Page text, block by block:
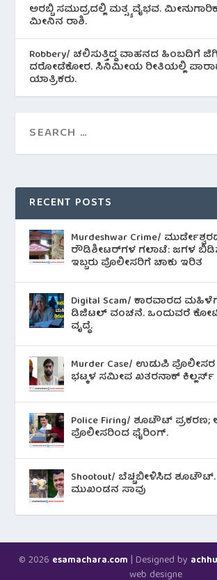
ಅರಬ್ಬಿ ಸಮುದ್ರದಲ್ಲಿ ಮತ್ಸ್ಯ ವೈಭವ.
ಮೀನಿನ‌ ರಾಶಿ.
Robbery/ ಚಲಿಸುತ್ತಿದ್ದ ವಾಹನದ ಹಿಂಬದಿಗೆ
ದರೋಡೆಕೋರ. ಸಿನಿಮೀಯ ರೀತಿಯಲ್ಲಿ
ಯಾತ್ರಿಕರು.
RECENT POSTS
Murdeshwar Crime/
ರೌಡಿಶೀಟರ್‌ಗಳ ಗಲಾಟೆ: ಜಗಳ
ಇಬ್ಬರು ಪೊಲೀಸರಿಗೆ ಚಾಕು ಇರಿತ
Digital Scam/ ಕಾರವಾರದ
ಡಿಜಿಟಲ್ ವಂಚನೆ. ಒಂದುವರೆ
ವೃದ್ಧೆ.
Murder Case/ ಉಡುಪಿ
ಭಟ್ಕಳ ಸಮೀಪ ಖತರನಾಕ್
Police Firing/ ಶೂಟೌಟ್
ಪೊಲೀಸರಿಂದ ಫೈರಿಂಗ್.
Shootout/ ಬೆಚ್ಚಿಬೀಳಿಸಿದ ಶೂಟೌಟ್‌.
ಮುಖಂಡನ ಸಾವು
© 2026 esamachara.com | Designed by
web designe